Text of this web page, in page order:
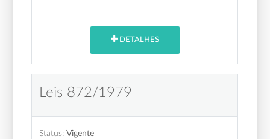
DETALHES
Leis 872/1979
Status: Vigente